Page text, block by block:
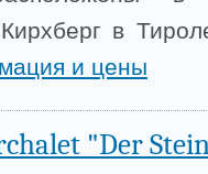
в
и цены
"Der